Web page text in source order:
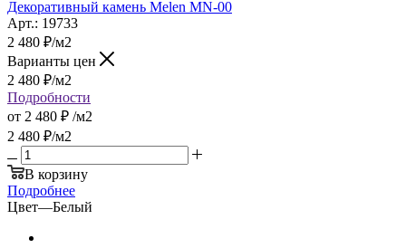
Декоративный камень Melen MN-00
Арт.: 19733
2 480 ₽/м2
Варианты цен
2 480 ₽/м2
Подробности
от 2 480 ₽ /м2
2 480 ₽/м2
В корзину
Подробнее
Цвет—Белый